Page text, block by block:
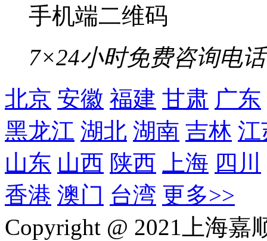
手机端二维码
7×24小时免费咨询电话
北京 安徽 福建 甘肃 广东
黑龙江 湖北 湖南 吉林 江
山东 山西 陕西 上海 四川
香港 澳门 台湾 更多>>
Copyright @ 2021上海